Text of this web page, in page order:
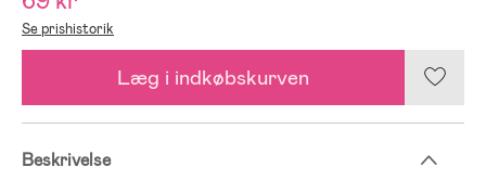
Se prishistorik
Læg i indkøbskurven
Beskrivelse